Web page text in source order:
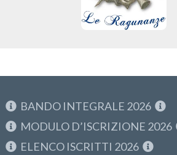
BANDO INTEGRALE 2026
MODULO D’ISCRIZIONE 2026
ELENCO ISCRITTI 2026